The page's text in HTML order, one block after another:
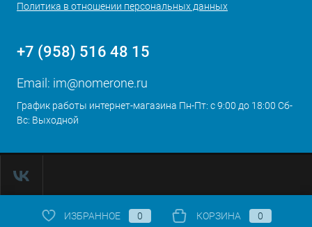
Политика в отношении персональных данных
+7 (958) 516 48 15
Email: im@nomerone.ru
График работы интернет-магазина Пн-Пт: с 9:00 до 18:00 Сб-
Вс: Выходной
ИЗБРАННОЕ 0 КОРЗИНА 0